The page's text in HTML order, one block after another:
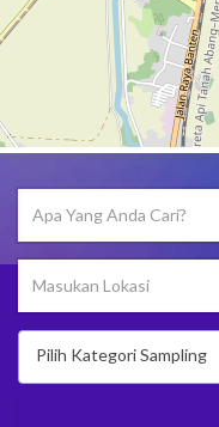
Pilih Kategori Sampling